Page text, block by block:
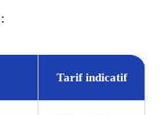
Tarif indicatif